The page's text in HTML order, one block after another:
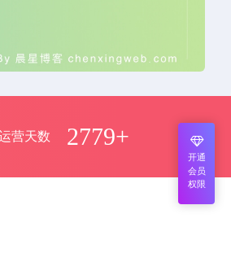
营天数 2779+
开通
会员
权限